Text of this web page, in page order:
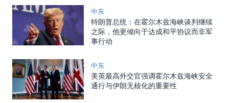
中东
特朗普总统：在霍尔木兹海峡谈判继续
之际，他更倾向于达成和平协议而非军
事行动
中东
美英最高外交官强调霍尔木兹海峡安全
通行与伊朗无核化的重要性